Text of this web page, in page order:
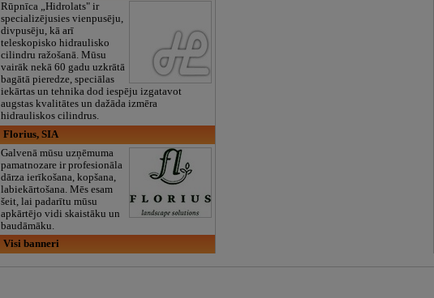
Rūpnīca „Hidrolats" ir
specializējusies vienpusēju,
divpusēju, kā arī
teleskopisko hidraulisko
cilindru ražošanā. Mūsu
vairāk nekā 60 gadu uzkrātā
bagātā pieredze, speciālas
iekārtas un tehnika dod iespēju izgatavot
augstas kvalitātes un dažāda izmēra
hidrauliskos cilindrus.
Florius, SIA
Galvenā mūsu uzņēmuma
pamatnozare ir profesionāla
dārza ierīkošana, kopšana,
labiekārtošana. Mēs esam
šeit, lai padarītu mūsu
apkārtējo vidi skaistāku un
baudāmāku.
Visi banneri